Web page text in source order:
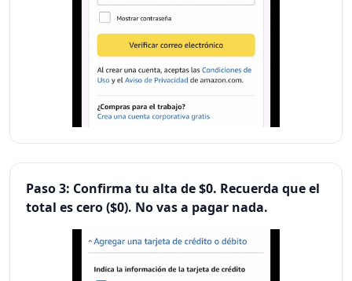
Paso 3: Confirma tu alta de $0. Recuerda que el
total es cero ($0). No vas a pagar nada.